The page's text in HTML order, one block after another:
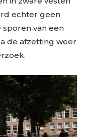
echter geen
van een
de afzetting weer